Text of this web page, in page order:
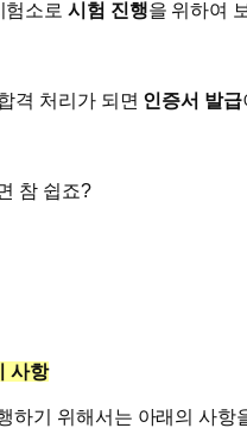
험소로시험 진행을 위하여
격 처리가 되면 인증서 발급
참 쉽죠?
사항
하기 위해서는 아래의 사항